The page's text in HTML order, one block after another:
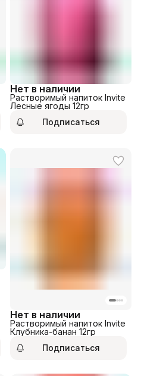
Нет в наличии
Растворимый напиток Invite
Лесные ягоды 12гр
Подписаться
Нет в наличии
Растворимый напиток Invite
Клубника-банан 12гр
Подписаться